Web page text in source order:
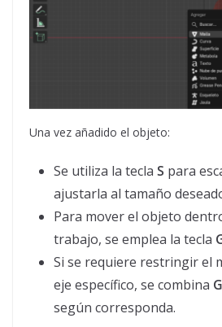
Una vez añadido el objeto:
Se utiliza la tecla S para
ajustarla al tamaño
Para mover el objeto
trabajo, se emplea la tecla
Si se requiere restringir el
eje específico, se combina
según corresponda.